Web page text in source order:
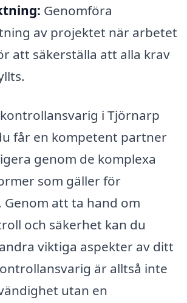
Genomföra
av projektet när arbetet
att säkerställa att alla krav
i Tjörnarp
får en kompetent partner
genom de komplexa
som gäller för
att ta hand om
och säkerhet kan du
viktiga aspekter av ditt
är alltså inte
utan en